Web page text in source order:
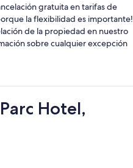
gratuita en tarifas de
la flexibilidad es importante!
de la propiedad en nuestro
sobre cualquier excepción
Hotel,